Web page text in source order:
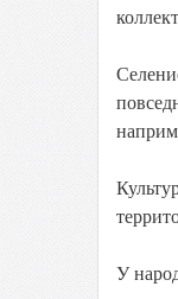
У